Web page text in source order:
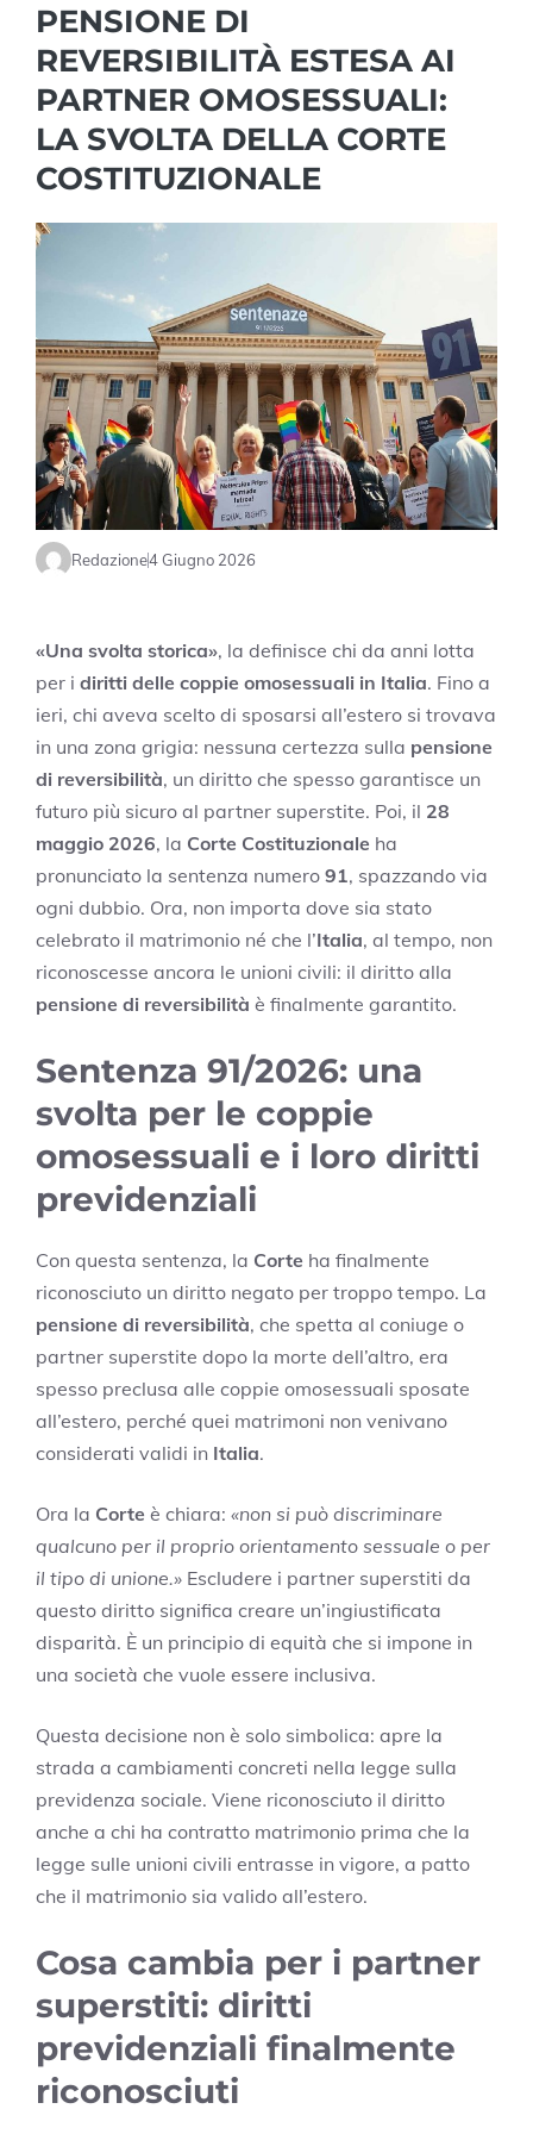
PENSIONE DI
REVERSIBILITÀ ESTESA AI
PARTNER OMOSESSUALI:
LA SVOLTA DELLA CORTE
COSTITUZIONALE
Redazione4 Giugno 2026
«Una svolta storica», la definisce chi da anni lotta
per i diritti delle coppie omosessuali in Italia. Fino a
ieri, chi aveva scelto di sposarsi all’estero si trovava
in una zona grigia: nessuna certezza sulla pensione
di reversibilità, un diritto che spesso garantisce un
futuro più sicuro al partner superstite. Poi, il 28
maggio 2026, la Corte Costituzionale ha
pronunciato la sentenza numero 91, spazzando via
ogni dubbio. Ora, non importa dove sia stato
celebrato il matrimonio né che l’Italia, al tempo, non
riconoscesse ancora le unioni civili: il diritto alla
pensione di reversibilità è finalmente garantito.
Sentenza 91/2026: una
svolta per le coppie
omosessuali e i loro diritti
previdenziali
Con questa sentenza, la Corte ha finalmente
riconosciuto un diritto negato per troppo tempo. La
pensione di reversibilità, che spetta al coniuge o
partner superstite dopo la morte dell’altro, era
spesso preclusa alle coppie omosessuali sposate
all’estero, perché quei matrimoni non venivano
considerati validi in Italia.
Ora la Corte è chiara: «non si può discriminare
qualcuno per il proprio orientamento sessuale o per
il tipo di unione.» Escludere i partner superstiti da
questo diritto significa creare un’ingiustificata
disparità. È un principio di equità che si impone in
una società che vuole essere inclusiva.
Questa decisione non è solo simbolica: apre la
strada a cambiamenti concreti nella legge sulla
previdenza sociale. Viene riconosciuto il diritto
anche a chi ha contratto matrimonio prima che la
legge sulle unioni civili entrasse in vigore, a patto
che il matrimonio sia valido all’estero.
Cosa cambia per i partner
superstiti: diritti
previdenziali finalmente
riconosciuti